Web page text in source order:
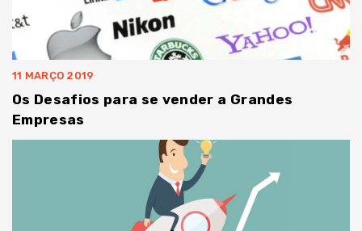
11 MARÇO 2019
Os Desafios para se vender a Grandes
Empresas